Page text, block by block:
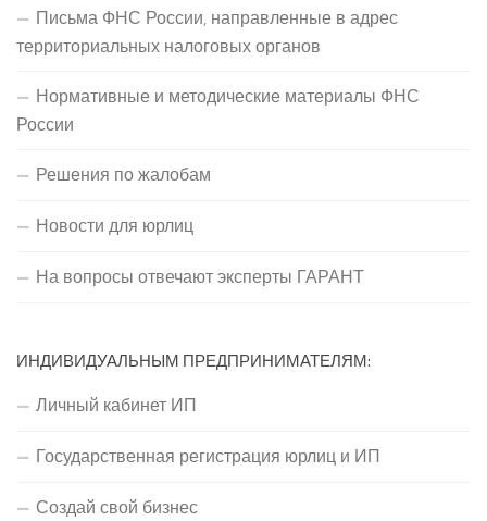
Письма ФНС России, направленные в адрес
территориальных налоговых органов
Нормативные и методические материалы ФНС
России
Решения по жалобам
Новости для юрлиц
На вопросы отвечают эксперты ГАРАНТ
ИНДИВИДУАЛЬНЫМ ПРЕДПРИНИМАТЕЛЯМ:
Личный кабинет ИП
Государственная регистрация юрлиц и ИП
Создай свой бизнес